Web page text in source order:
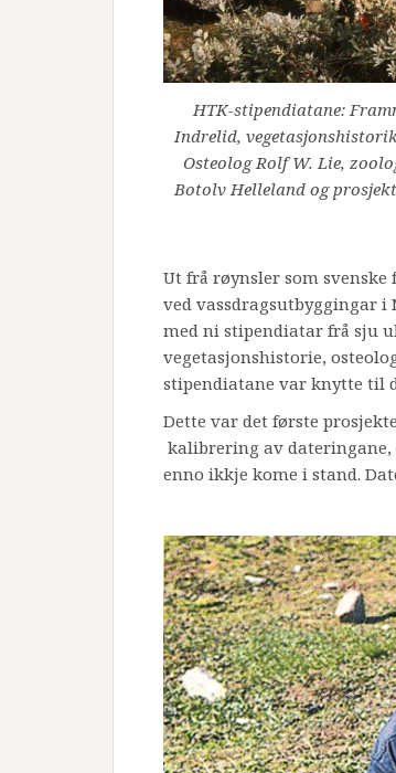
HTK-stipendiatane:
Indrelid,
Osteolog Rolf W. Lie,
Botolv Helleland og
Ut frå røynsler som
ved vassdragsutbyggingar
med ni stipendiatar frå sju
vegetasjonshistorie,
stipendiatane var knytte til
Dette var det første
kalibrering av
enno ikkje kome i stand.